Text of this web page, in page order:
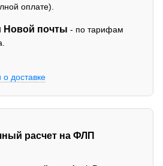
оплате).
Новой почты - по тарифам
доставке
расчет на ФЛП